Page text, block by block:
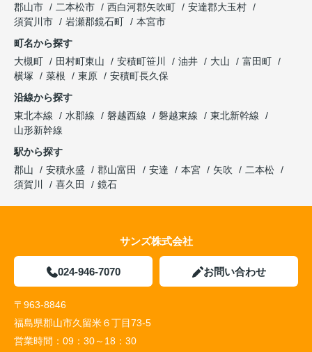
郡山市
二本松市 西白河郡矢吹町
安達郡大玉村
須賀川市
岩瀬郡鏡石町
本宮市
町名から探す
大槻町
田村町東山 安積町笹川 油井 大山
富田町
横塚
菜根 東原
安積町長久保
沿線から探す
東北本線
水郡線 磐越西線 磐越東線
東北新幹線
山形新幹線
駅から探す
郡山
安積永盛 郡山富田 安達 本宮 矢吹
二本松
須賀川
喜久田 鏡石
サンズ株式会社
024-946-7070 お問い合わせ
〒963-8846
福島県郡山市久留米６丁目73-5
営業時間： 09：30～18：30